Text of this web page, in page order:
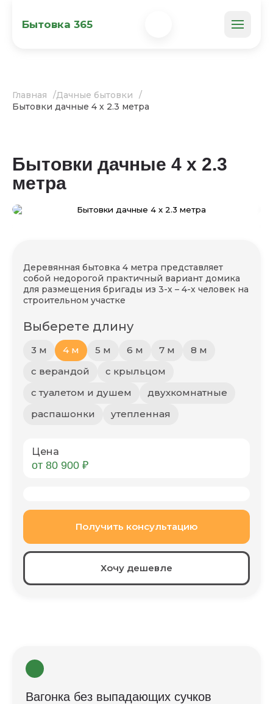
Бытовка 365
Главная
Дачные бытовки
Бытовки дачные 4 х 2.3 метра
Бытовки дачные 4 х 2.3
метра
Деревянная бытовка 4 метра представляет
собой недорогой практичный вариант домика
для размещения бригады из 3-х – 4-х человек на
строительном участке
Выберете длину
3 м 4 м 5 м 6 м 7 м
8 м
с верандой
с крыльцом
с туалетом и душем
двухкомнатные
распашонки
утепленная
Цена
от 80 900 ₽
Получить консультацию
Хочу дешевле
Вагонка без выпадающих сучков